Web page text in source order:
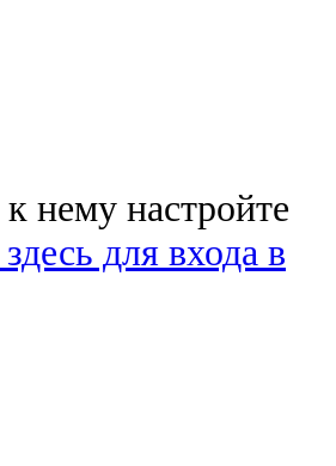
нему настройте
для входа в